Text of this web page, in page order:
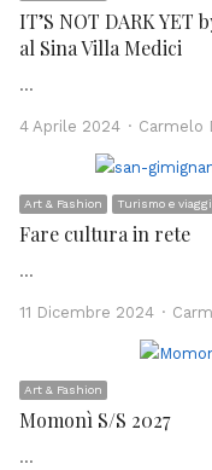
IT’S NOT DARK
al Sina Villa Medici
…
4 Aprile 2024 Author
Carmelo
Art & Fashion Turismo e viaggi
Fare cultura in rete
…
11 Dicembre 2024
Art & Fashion
Momonì S/S 2027
…